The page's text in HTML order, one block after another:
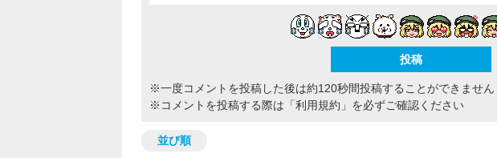
※一度コメントを投稿した後は約120秒間投稿することができません
※コメントを投稿する際は 「利用規約」 を必ずご確認ください
並び順